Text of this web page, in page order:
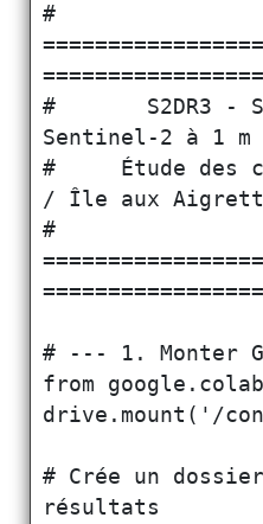
#
#       S2DR3 -
Sentinel-2 à 1 m
#     Étude des
/ Île aux
#
# --- 1. Monter
from
drive.mount('/
# Crée un
résultats